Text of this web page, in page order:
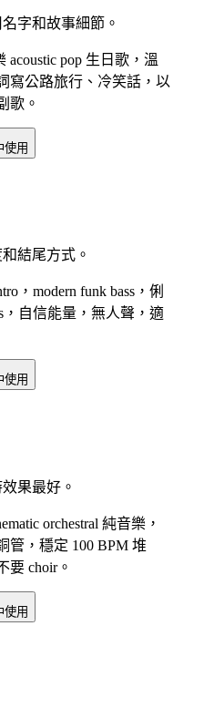
字和故事細節。
acoustic pop 生日歌，溫
寫公路旅行、冷笑話，以
歌。
使用
結尾方式。
，modern funk bass，俐
，自信能量，無人聲，適
使用
果最好。
orchestral 純音樂，
管，穩定 100 BPM 堆
要 choir。
使用